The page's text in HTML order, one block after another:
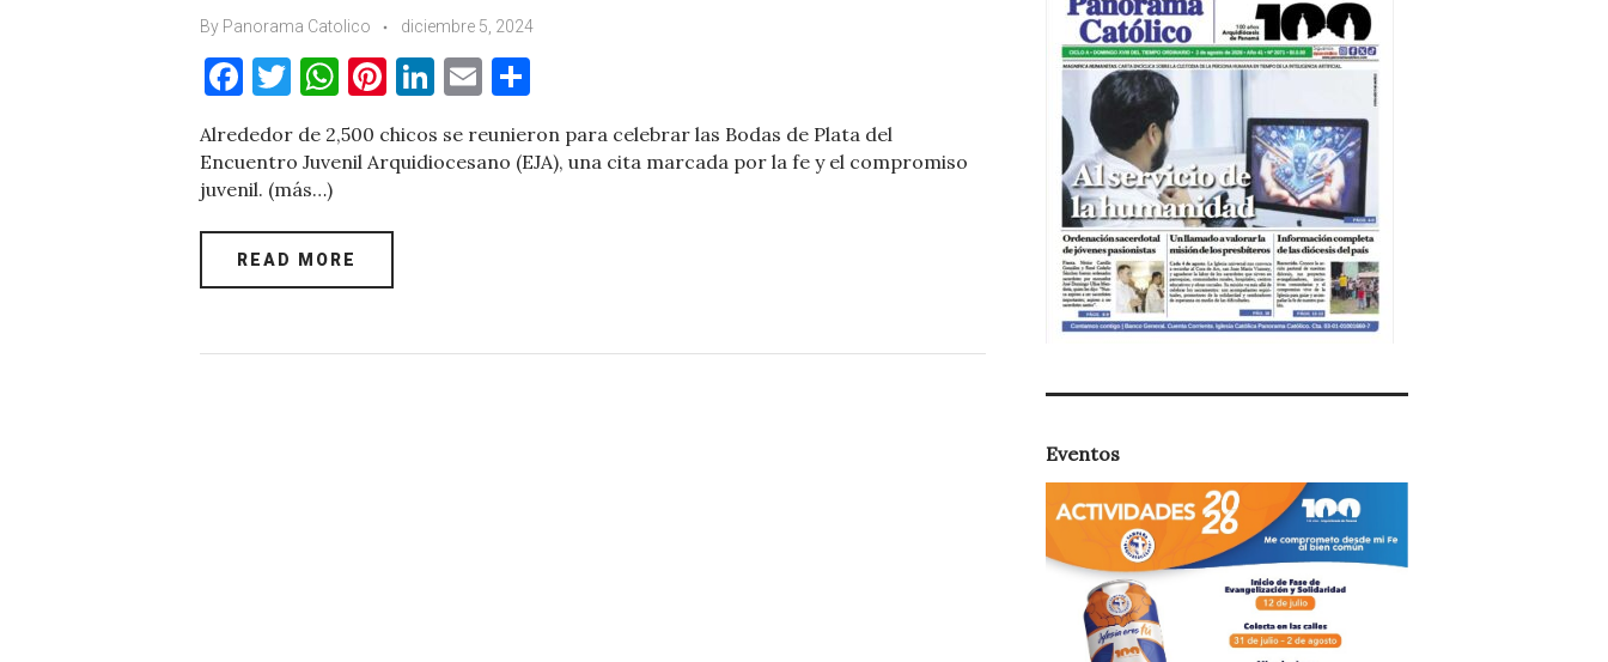
By Panorama Catolico diciembre 5, 2024
F
a
c
e
b
o
k
T
w
it
te
r
W
h
at
A
p
Pi
nt
er
t
Li
k
E
m
ai m
Alrededor de 2,500 chicos se reunieron para celebrar las Bodas de Plata del
Encuentro Juvenil Arquidiocesano (EJA), una cita marcada por la fe y el compromiso
juvenil. (más…)
READ MORE
Eventos